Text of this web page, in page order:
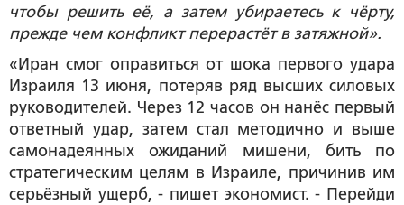
чтобы решить её, а затем убираетесь к чёрту,
прежде чем конфликт перерастёт в затяжной».
«Иран смог оправиться от шока первого удара
Израиля 13 июня, потеряв ряд высших силовых
руководителей. Через 12 часов он нанёс первый
ответный удар, затем стал методично и выше
самонадеянных ожиданий мишени, бить по
стратегическим целям в Израиле, причинив им
серьёзный ущерб, - пишет экономист. - Перейди